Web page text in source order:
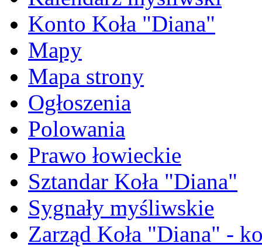
Konto Koła "Diana"
Mapy
Mapa strony
Ogłoszenia
Polowania
Prawo łowieckie
Sztandar Koła "Diana"
Sygnały myśliwskie
Zarząd Koła "Diana" -